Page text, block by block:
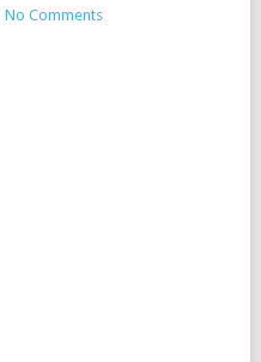
No Comments